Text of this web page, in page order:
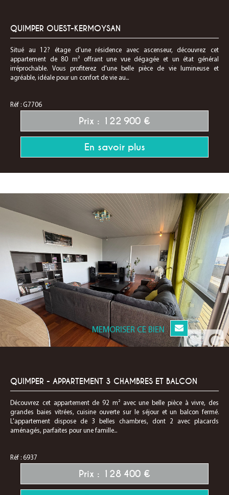
QUIMPER OUEST-KERMOYSAN
Situé au 12? étage d'une résidence avec ascenseur, découvrez cet
appartement de 80 m² offrant une vue dégagée et un état général
irréprochable. Vous profiterez d'une belle pièce de vie lumineuse et
agréable, idéale pour un confort de vie au...
Réf : G7706
Prix : 122 900 €
En savoir plus
MEMORISER CE BIEN
QUIMPER - APPARTEMENT 3 CHAMBRES ET BALCON
Découvrez cet appartement de 92 m² avec une belle pièce à vivre, des
grandes baies vitrées, cuisine ouverte sur le séjour et un balcon fermé.
L'appartement dispose de 3 belles chambres, dont 2 avec placards
aménagés, parfaites pour une famille...
Réf : 6937
Prix : 128 400 €